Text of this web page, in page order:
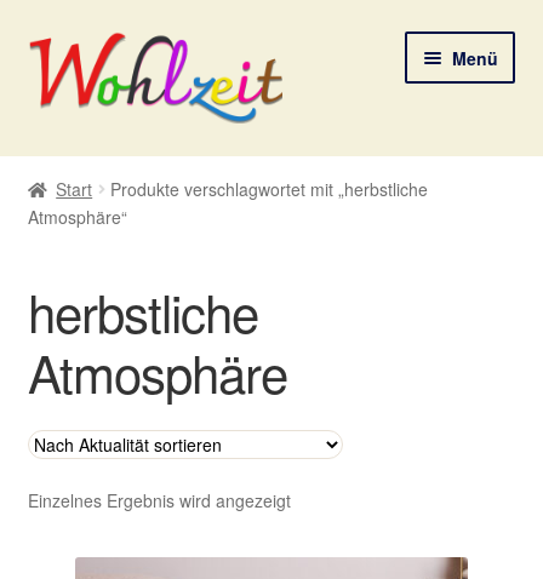
Zur
Navigation
springen
Zum
Inhalt
springen
Menü
Start
AGB
Digitale Lebenspostkarten
Start
Produkte verschlagwortet mit „herbstliche
Atmosphäre“
herbstliche
Atmosphäre
Einzelnes Ergebnis wird angezeigt